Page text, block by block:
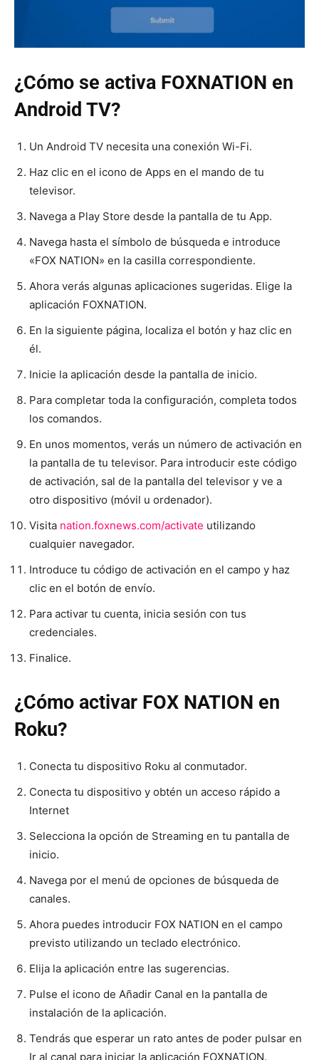
¿Cómo se activa FOXNATION en
Android TV?
Un Android TV necesita una conexión Wi-Fi.
Haz clic en el icono de Apps en el mando de tu
televisor.
Navega a Play Store desde la pantalla de tu App.
Navega hasta el símbolo de búsqueda e introduce
«FOX NATION» en la casilla correspondiente.
Ahora verás algunas aplicaciones sugeridas. Elige la
aplicación FOXNATION.
En la siguiente página, localiza el botón y haz clic en
él.
Inicie la aplicación desde la pantalla de inicio.
Para completar toda la configuración, completa todos
los comandos.
En unos momentos, verás un número de activación en
la pantalla de tu televisor. Para introducir este código
de activación, sal de la pantalla del televisor y ve a
otro dispositivo (móvil u ordenador).
Visita nation.foxnews.com/activate utilizando
cualquier navegador.
Introduce tu código de activación en el campo y haz
clic en el botón de envío.
Para activar tu cuenta, inicia sesión con tus
credenciales.
Finalice.
¿Cómo activar FOX NATION en
Roku?
Conecta tu dispositivo Roku al conmutador.
Conecta tu dispositivo y obtén un acceso rápido a
Internet
Selecciona la opción de Streaming en tu pantalla de
inicio.
Navega por el menú de opciones de búsqueda de
canales.
Ahora puedes introducir FOX NATION en el campo
previsto utilizando un teclado electrónico.
Elija la aplicación entre las sugerencias.
Pulse el icono de Añadir Canal en la pantalla de
instalación de la aplicación.
Tendrás que esperar un rato antes de poder pulsar en
Ir al canal para iniciar la aplicación FOXNATION.